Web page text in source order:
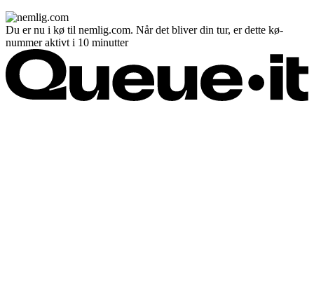
Du er nu i kø til nemlig.com. Når det bliver din tur, er dette kø-
nummer aktivt i 10 minutter